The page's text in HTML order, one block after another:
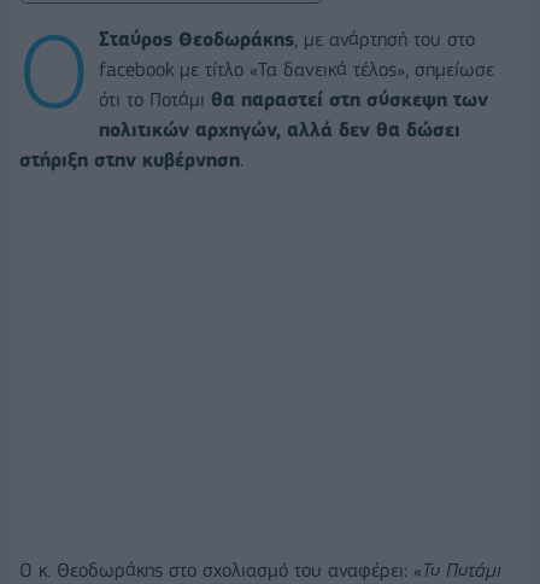
Ο Σταύρος Θεοδωράκης , με ανάρτησή του στο
facebook με τίτλο «Τα δανεικά τέλος», σημείωσε
ότι το Ποτάμι θα παραστεί στη σύσκεψη των
πολιτικών αρχηγών, αλλά δεν θα δώσει
στήριξη στην κυβέρνηση.
Ο κ. Θεοδωράκης στο σχολιασμό του αναφέρει: «Το Ποτάμι